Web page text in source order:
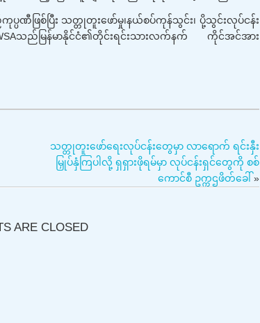
း သတ္တုတူးဖော်မှု၊နယ်စပ်ကုန်သွင်း၊ ပို့သွင်းလုပ်ငန်း
သည်မြန်မာနိုင်ငံ၏တိုင်းရင်းသားလက်နက် ကိုင်အင်အား
သတ္တုတူးဖော်ရေးလုပ်ငန်းတွေမှာ လာရောက် ရင်းနှီး
မြှုပ်နှံကြပါလို့ ရှရှားဖိုရမ်မှာ လုပ်ငန်းရှင်တွေကို စစ်
ကောင်စီ ဥက္ကဌဖိတ်ခေါ် »
ARE CLOSED